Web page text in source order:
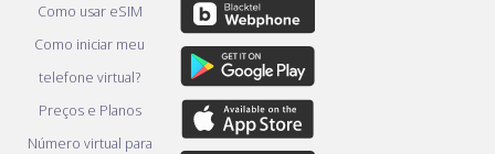
Como usar eSIM
Como iniciar meu
telefone virtual?
Preços e Planos
Número virtual para